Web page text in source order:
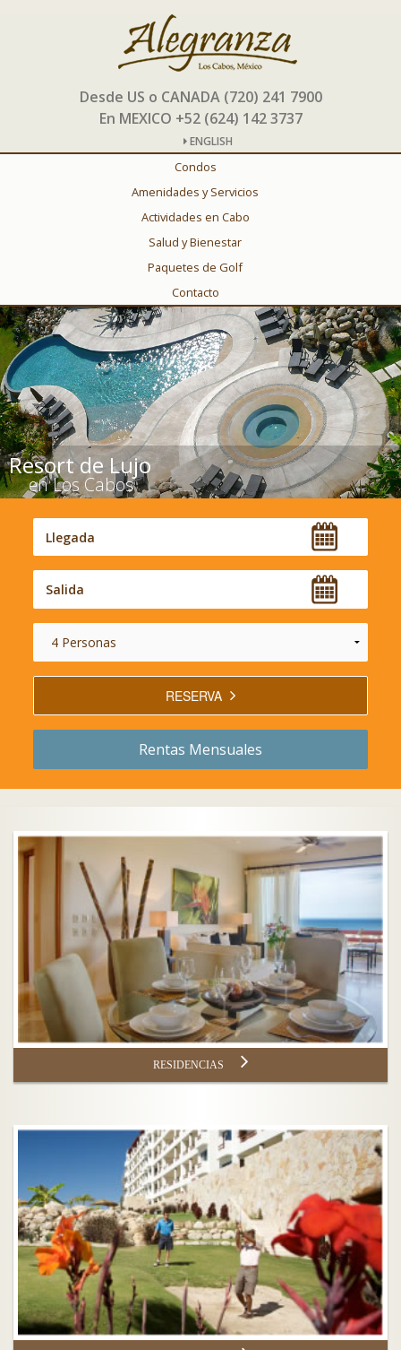
Desde US o CANADA (720) 241 7900
En MEXICO +52 (624) 142 3737
ENGLISH
Condos
Amenidades y Servicios
Actividades en Cabo
Salud y Bienestar
Paquetes de Golf
Contacto
Resort de Lujo
en Los Cabos
RESERVA
Rentas Mensuales
RESIDENCIAS